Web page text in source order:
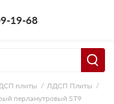
19-68
плиты
ЛДСП Плиты
перламутровый ST9